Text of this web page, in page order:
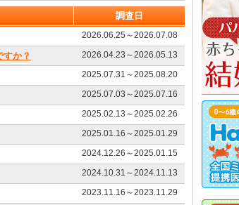
調査日
2026.06.25～2026.07.08
か？
2026.04.23～2026.05.13
2025.07.31～2025.08.20
2025.07.03～2025.07.16
2025.02.13～2025.02.26
2025.01.16～2025.01.29
2024.12.26～2025.01.15
2024.10.31～2024.11.13
2023.11.16～2023.11.29